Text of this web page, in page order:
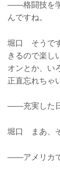
――格闘技を学
んですね。
堀口 そうで
きるので楽し
オンとか、い
正直忘れちゃ
――充実した日
堀口 まあ、
――アメリカ